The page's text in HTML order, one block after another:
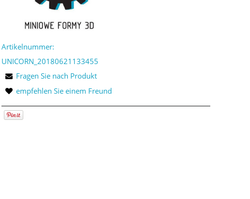
Artikelnummer:
UNICORN_20180621133455
Fragen Sie nach Produkt
empfehlen Sie einem Freund